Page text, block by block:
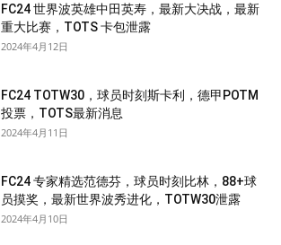
FC24 世界波英雄中田英寿，最新大决战，最新
重大比赛，TOTS 卡包泄露
2024年4月12日
FC24 TOTW30，球员时刻斯卡利，德甲POTM
投票，TOTS最新消息
2024年4月11日
FC24 专家精选范德芬，球员时刻比林，88+球
员摸奖，最新世界波秀进化，TOTW30泄露
2024年4月10日